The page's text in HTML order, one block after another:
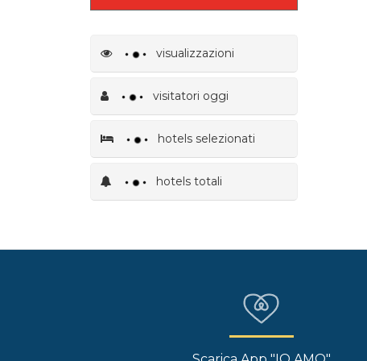
visualizzazioni
visitatori oggi
hotels selezionati
hotels totali